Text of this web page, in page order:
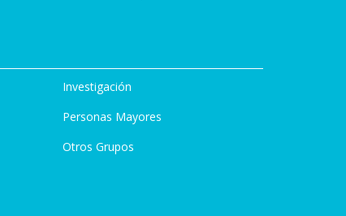
Investigación
Personas Mayores
Otros Grupos